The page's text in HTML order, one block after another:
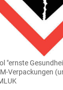
"ernste
Verpackungen